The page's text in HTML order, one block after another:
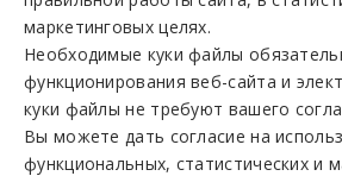
Вы можете зарезервировать:
I-V 8:00-19:00 VI-VII 9:00-15:00
Новостная рассылка
маркетинговых целях.
Необходимые куки файлы
функционирования веб-сайта и
куки файлы не требуют вашего
Вы можете дать согласие на
функциональных, статистических и